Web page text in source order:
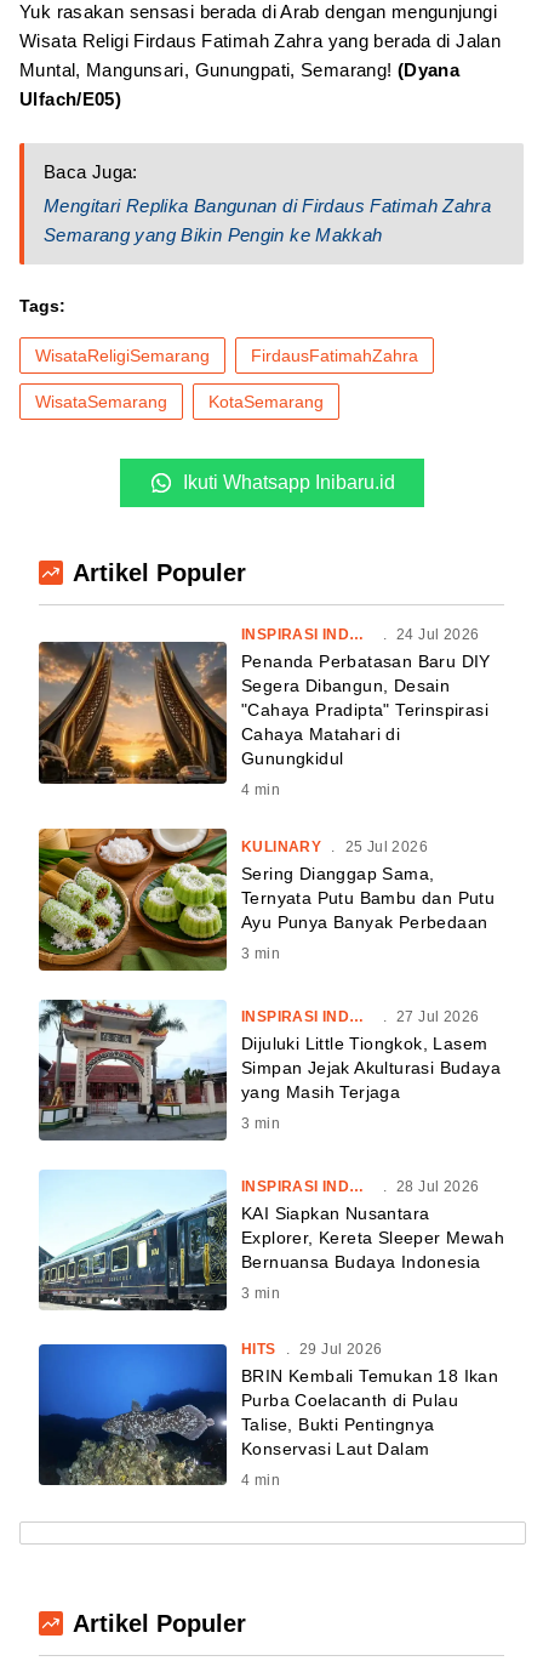
Yuk rasakan sensasi berada di Arab dengan mengunjungi
Wisata Religi Firdaus Fatimah Zahra yang berada di Jalan
Muntal, Mangunsari, Gunungpati, Semarang! (Dyana
Ulfach/E05)
Baca Juga:
Mengitari Replika Bangunan di Firdaus Fatimah Zahra
Semarang yang Bikin Pengin ke Makkah
Tags:
WisataReligiSemarang FirdausFatimahZahra
WisataSemarang KotaSemarang
Ikuti Whatsapp Inibaru.id
Artikel Populer
INSPIRASI INDONESIA . 24 Jul 2026
Penanda Perbatasan Baru DIY
Segera Dibangun, Desain
"Cahaya Pradipta" Terinspirasi
Cahaya Matahari di
Gunungkidul
4 min
KULINARY 25 Jul 2026
Sering Dianggap Sama,
Ternyata Putu Bambu dan Putu
Ayu Punya Banyak Perbedaan
3 min
INSPIRASI INDONESIA 27 Jul 2026
Dijuluki Little Tiongkok, Lasem
Simpan Jejak Akulturasi Budaya
yang Masih Terjaga
3 min
INSPIRASI INDONESIA . 28 Jul 2026
KAI Siapkan Nusantara
Explorer, Kereta Sleeper Mewah
Bernuansa Budaya Indonesia
3 min
HITS . 29 Jul 2026
BRIN Kembali Temukan 18 Ikan
Purba Coelacanth di Pulau
Talise, Bukti Pentingnya
Konservasi Laut Dalam
4 min
Artikel Populer